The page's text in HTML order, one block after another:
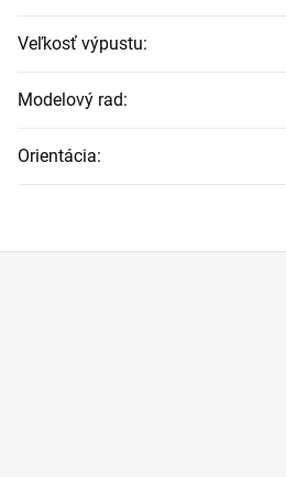
Veľkosť výpustu:
Modelový rad:
Orientácia: